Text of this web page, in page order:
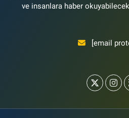
ve insanlara haber
[email